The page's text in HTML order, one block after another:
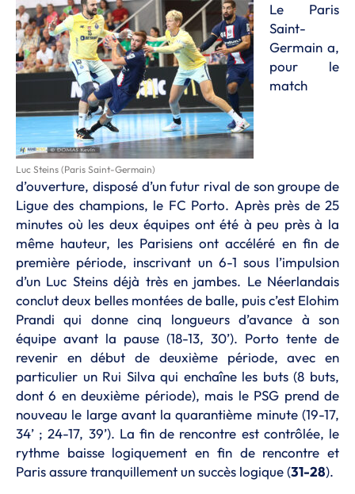
Luc Steins (Paris Saint-Germain)
Le Paris
Saint-
Germain a,
pour le
match
d’ouverture, disposé d’un futur rival de son groupe de
Ligue des champions, le FC Porto. Après près de 25
minutes où les deux équipes ont été à peu près à la
même hauteur, les Parisiens ont accéléré en fin de
première période, inscrivant un 6-1 sous l’impulsion
d’un Luc Steins déjà très en jambes. Le Néerlandais
conclut deux belles montées de balle, puis c’est Elohim
Prandi qui donne cinq longueurs d’avance à son
équipe avant la pause (18-13, 30’). Porto tente de
revenir en début de deuxième période, avec en
particulier un Rui Silva qui enchaîne les buts (8 buts,
dont 6 en deuxième période), mais le PSG prend de
nouveau le large avant la quarantième minute (19-17,
34’ ; 24-17, 39’). La fin de rencontre est contrôlée, le
rythme baisse logiquement en fin de rencontre et
Paris assure tranquillement un succès logique (31-28).